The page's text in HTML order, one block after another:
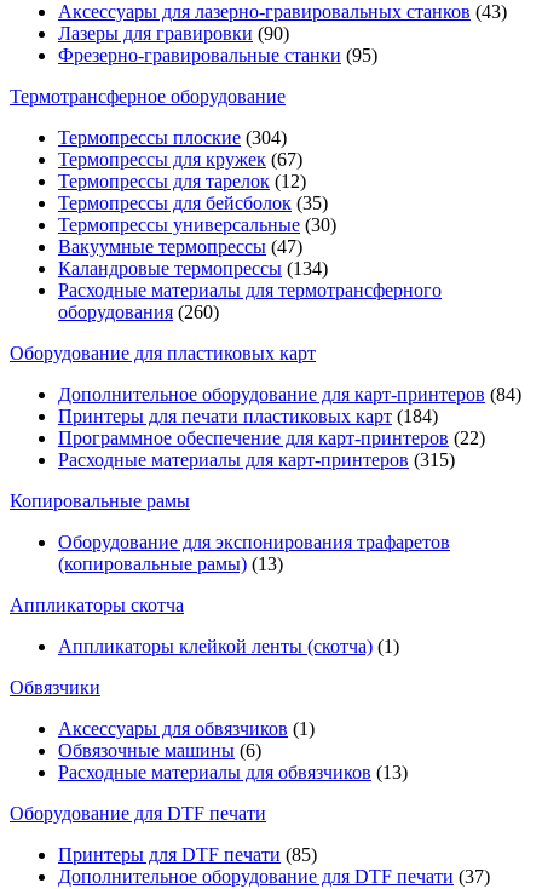
Аксессуары для лазерно-гравировальных станков (43)
Лазеры для гравировки (90)
Фрезерно-гравировальные станки (95)
Термотрансферное оборудование
Термопрессы плоские (304)
Термопрессы для кружек (67)
Термопрессы для тарелок (12)
Термопрессы для бейсболок (35)
Термопрессы универсальные (30)
Вакуумные термопрессы (47)
Каландровые термопрессы (134)
Расходные материалы для термотрансферного
оборудования (260)
Оборудование для пластиковых карт
Дополнительное оборудование для карт-принтеров (84)
Принтеры для печати пластиковых карт (184)
Программное обеспечение для карт-принтеров (22)
Расходные материалы для карт-принтеров (315)
Копировальные рамы
Оборудование для экспонирования трафаретов
(копировальные рамы) (13)
Аппликаторы скотча
Аппликаторы клейкой ленты (скотча) (1)
Обвязчики
Аксессуары для обвязчиков (1)
Обвязочные машины (6)
Расходные материалы для обвязчиков (13)
Оборудование для DTF печати
Принтеры для DTF печати (85)
Дополнительное оборудование для DTF печати (37)